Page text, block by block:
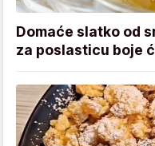
Domaće slatko od
za poslasticu boje